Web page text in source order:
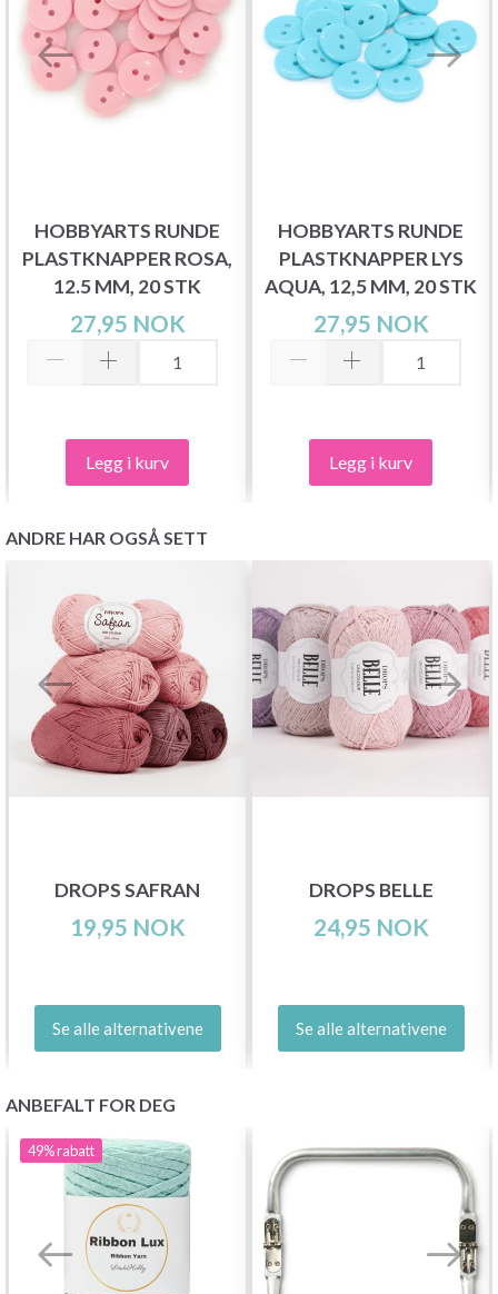
HOBBYARTS RUNDE
PLASTKNAPPER ROSA,
12.5 MM, 20 STK
27,95 NOK
Legg i kurv
HOBBYARTS RUNDE
PLASTKNAPPER LYS
AQUA, 12,5 MM, 20 STK
27,95 NOK
Legg i kurv
ANDRE HAR OGSÅ SETT
DROPS SAFRAN
19,95 NOK
Se alle alternativene
DROPS BELLE
24,95 NOK
Se alle alternativene
ANBEFALT FOR DEG
49%rabatt